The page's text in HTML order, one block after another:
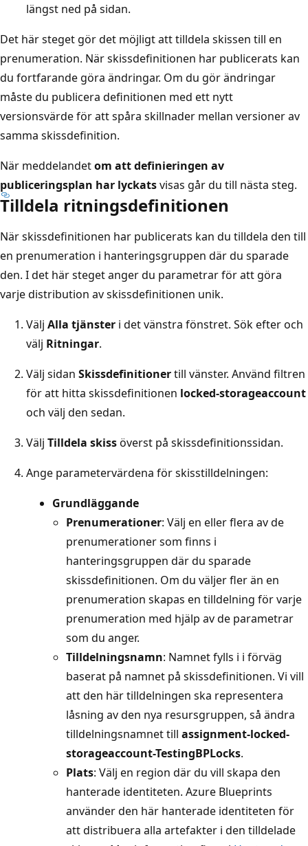
längst ned på sidan.
Det här steget gör det möjligt att tilldela skissen till en
prenumeration. När skissdefinitionen har publicerats kan
du fortfarande göra ändringar. Om du gör ändringar
måste du publicera definitionen med ett nytt
versionsvärde för att spåra skillnader mellan versioner av
samma skissdefinition.
När meddelandetom att definieringen av
publiceringsplan har lyckatsvisas går du till nästa steg.
Tilldela ritningsdefinitionen
När skissdefinitionen har publicerats kan du tilldela den till
en prenumeration i hanteringsgruppen där du sparade
den. I det här steget anger du parametrar för att göra
varje distribution av skissdefinitionen unik.
Välj Alla tjänster i det vänstra fönstret. Sök efter och
välj Ritningar.
Välj sidan Skissdefinitionertill vänster. Använd filtren
för att hitta skissdefinitionen locked-storageaccount
och välj den sedan.
Välj Tilldela skissöverst på skissdefinitionssidan.
Ange parametervärdena för skisstilldelningen:
Grundläggande
Prenumerationer: Välj en eller flera av de
prenumerationer som finns i
hanteringsgruppen där du sparade
skissdefinitionen. Om du väljer fler än en
prenumeration skapas en tilldelning för varje
prenumeration med hjälp av de parametrar
som du anger.
Tilldelningsnamn: Namnet fylls i i förväg
baserat på namnet på skissdefinitionen. Vi vill
att den här tilldelningen ska representera
låsning av den nya resursgruppen, så ändra
tilldelningsnamnet till assignment-locked-
storageaccount-TestingBPLocks.
Plats: Välj en region där du vill skapa den
hanterade identiteten. Azure Blueprints
använder den här hanterade identiteten för
att distribuera alla artefakter i den tilldelade